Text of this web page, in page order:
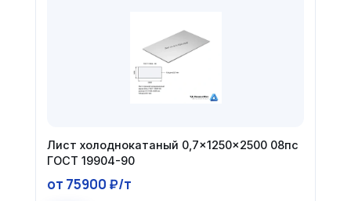
Лист холоднокатаный 0,7×1250×2500 08пс
ГОСТ 19904-90
от 75900 ₽/т